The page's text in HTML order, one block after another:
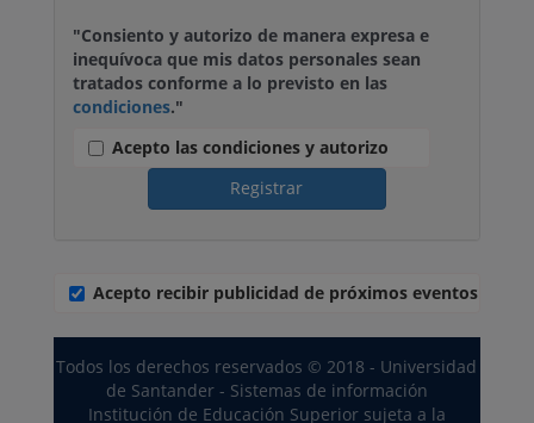
"Consiento y autorizo de manera expresa e
inequívoca que mis datos personales sean
tratados conforme a lo previsto en las
condiciones."
Acepto las condiciones y autorizo
Registrar
Acepto recibir publicidad de próximos eventos
Todos los derechos reservados © 2018 - Universidad
de Santander - Sistemas de información
Institución de Educación Superior sujeta a la